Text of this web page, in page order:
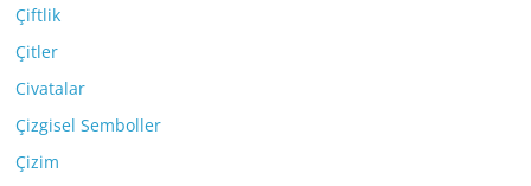
Çiftlik
Çitler
Civatalar
Çizgisel Semboller
Çizim